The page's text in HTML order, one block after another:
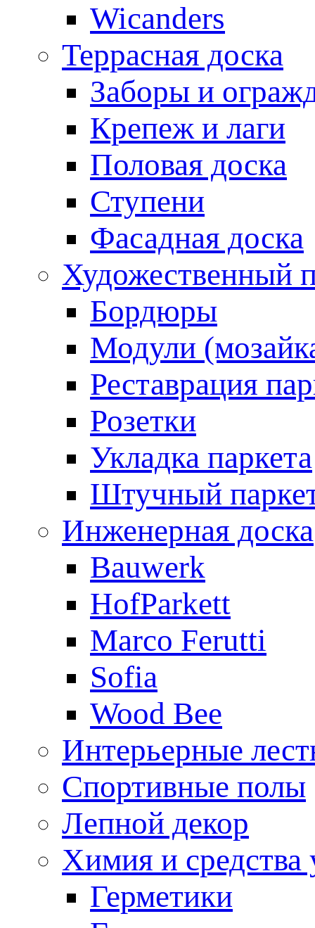
Wicanders
Террасная доска
Заборы и
Крепеж и лаги
Половая доска
Ступени
Фасадная доска
Художественный
Бордюры
Модули
Реставрация
Розетки
Укладка паркета
Штучный
Инженерная доска
Bauwerk
HofParkett
Marco Ferutti
Sofia
Wood Bee
Интерьерные
Спортивные полы
Лепной декор
Химия и средства
Герметики